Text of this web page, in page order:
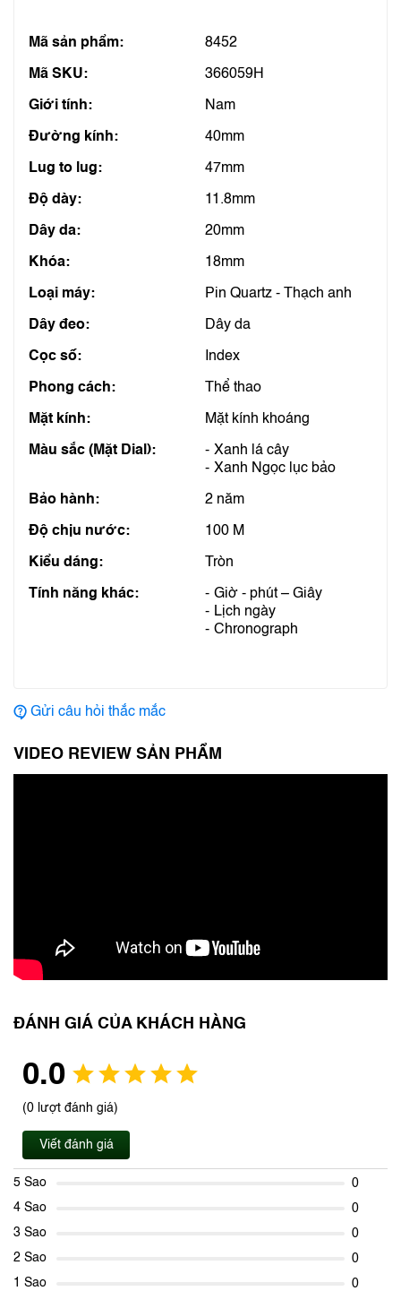
Mã sản phẩm: 8452
Mã SKU: 366059H
Giới tính: Nam
Đường kính: 40mm
Lug to lug: 47mm
Độ dày: 11.8mm
Dây da: 20mm
Khóa: 18mm
Loại máy: Pin Quartz - Thạch anh
Dây đeo: Dây da
Cọc số: Index
Phong cách: Thể thao
Mặt kính: Mặt kính khoáng
Màu sắc (Mặt Dial):
Xanh lá cây
Xanh Ngọc lục bảo
Bảo hành: 2 năm
Độ chịu nước: 100 M
Kiểu dáng: Tròn
Tính năng khác:
Giờ - phút – Giây
Lịch ngày
Chronograph
Gửi câu hỏi thắc mắc
VIDEO REVIEW SẢN PHẨM
ĐÁNH GIÁ CỦA KHÁCH HÀNG
0.0
(0 lượt đánh giá)
Viết đánh giá
5 Sao
0
4 Sao
0
3 Sao
0
2 Sao
0
1 Sao
0